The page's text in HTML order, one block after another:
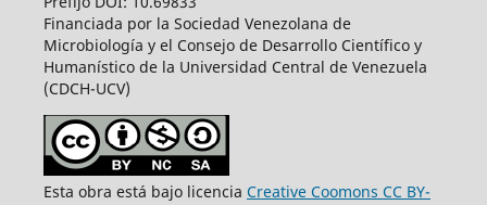
Financiada por la Sociedad Venezolana de
Microbiología y el Consejo de Desarrollo Científico y
Humanístico de la Universidad Central de Venezuela
(CDCH-UCV)
Esta obra está bajo licencia Creative Coomons CC BY-